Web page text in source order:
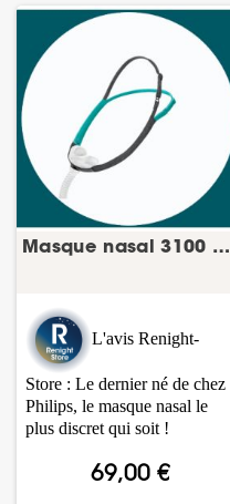
Masque nasal 3100 NC – PPC nasal
69,00 €
L'avis Renight-
Store : Le dernier né de chez
Philips, le masque nasal le
plus discret qui soit !